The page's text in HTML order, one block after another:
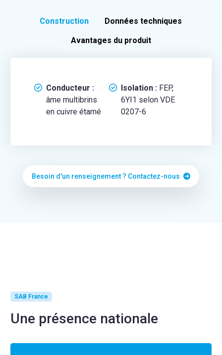
Construction Données techniques
Avantages du produit
Conducteur :
âme multibrins
en cuivre étamé
Isolation :FEP,
6YI1 selon VDE
0207-6
Besoin d'un renseignement ? Contactez-nous
SAB France
Une présence nationale